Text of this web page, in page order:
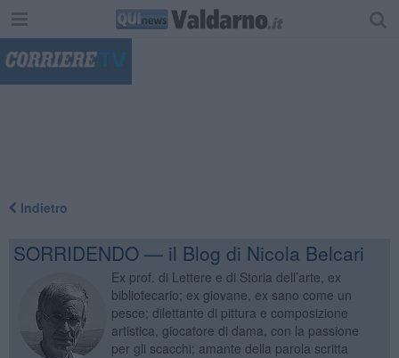
Indietro
SORRIDENDO — il Blog di Nicola Belcari
Ex prof. di Lettere e di Storia dell’arte, ex
bibliotecario; ex giovane, ex sano come un
pesce; dilettante di pittura e composizione
artistica, giocatore di dama, con la passione
per gli scacchi; amante della parola scritta